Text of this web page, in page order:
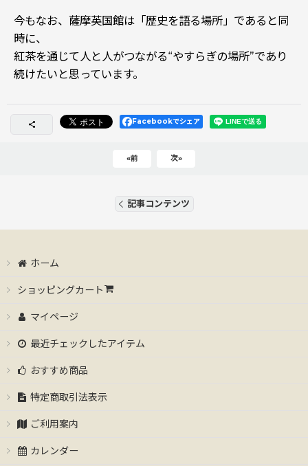
今もなお、薩摩英国館は「歴史を語る場所」であると同
時に、
紅茶を通じて人と人がつながる“やすらぎの場所”であり
続けたいと思っています。
Facebookでシェア
«前 次»
記事コンテンツ
ホーム
ショッピングカート
マイページ
最近チェックしたアイテム
おすすめ商品
特定商取引法表示
ご利用案内
カレンダー